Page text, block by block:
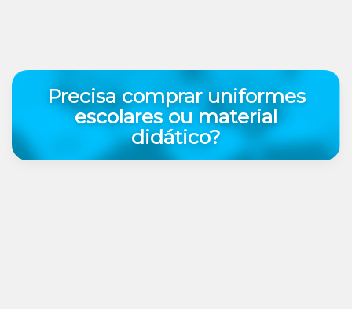
Precisa comprar uniformes
escolares ou material
didático?